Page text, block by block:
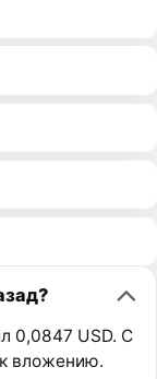
0,0847 USD. С
вложению.